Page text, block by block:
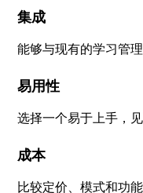
集成
能够与现有的学习管
易用性
选择一个易于上手，
成本
比较定价、模式和功